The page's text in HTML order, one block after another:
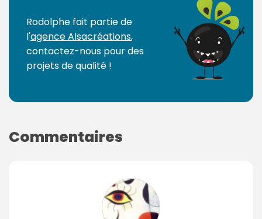
Rodolphe fait partie de
l'agence Alsacréations,
contactez-nous pour des
projets de qualité !
Commentaires